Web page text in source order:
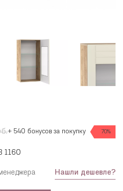
70%
+ 540 бонусов за покупку
1160
Нашли дешевле?